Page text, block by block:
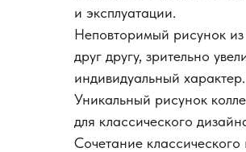
и эксплуатации.
Неповторимый рисунок
друг другу, зрительно
индивидуальный характер.
Уникальный рисунок
для классического
Сочетание